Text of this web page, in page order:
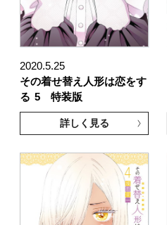
2020.5.25
その着せ替え人形は恋をす
る 5 特装版
詳しく見る